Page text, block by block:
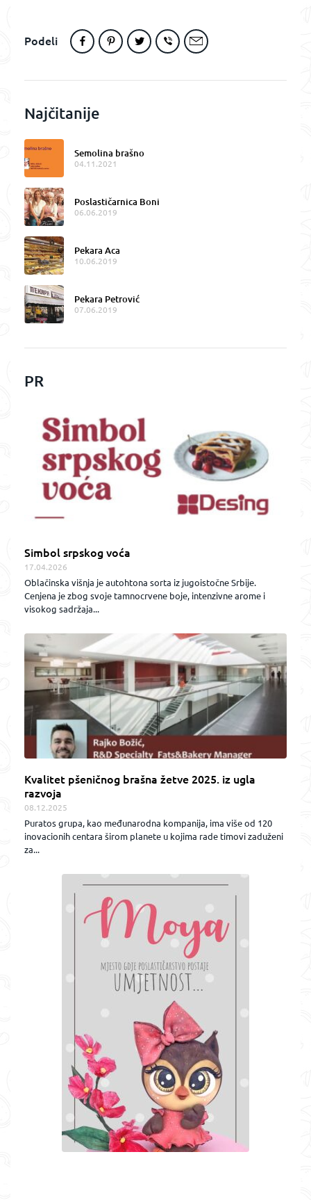
Podeli
Najčitanije
Semolina brašno
04.11.2021
Poslastičarnica Boni
06.06.2019
Pekara Aca
10.06.2019
Pekara Petrović
07.06.2019
PR
Simbol srpskog voća
17.04.2026
Oblačinska višnja je autohtona sorta iz jugoistočne Srbije.
Cenjena je zbog svoje tamnocrvene boje, intenzivne arome i
visokog sadržaja...
Kvalitet pšeničnog brašna žetve 2025. iz ugla
razvoja
08.12.2025
Puratos grupa, kao međunarodna kompanija, ima više od 120
inovacionih centara širom planete u kojima rade timovi zaduženi
za...